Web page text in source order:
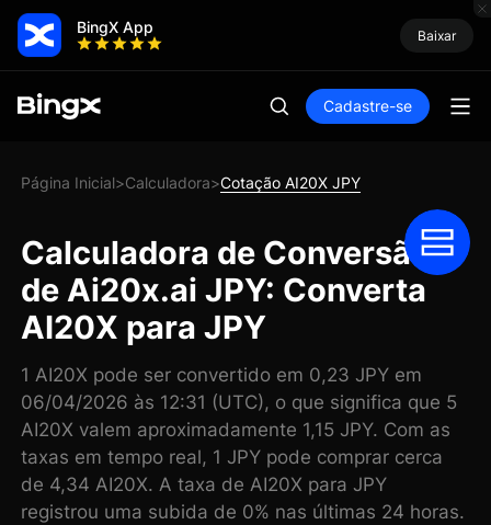
BingX App Baixar
Cadastre-se
Página Inicial>Calculadora>Cotação AI20X JPY
Calculadora de Conversão
de Ai20x.ai JPY: Converta
AI20X para JPY
1 AI20X pode ser convertido em 0,23 JPY em
06/04/2026 às 12:31 (UTC), o que significa que 5
AI20X valem aproximadamente 1,15 JPY. Com as
taxas em tempo real, 1 JPY pode comprar cerca
de 4,34 AI20X. A taxa de AI20X para JPY
registrou uma subida de 0% nas últimas 24 horas.